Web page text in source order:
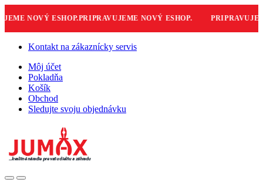
NOVÝ ESHOP.PRIPRAVUJEME NOVÝ ESHOP.
Skip
navigation
Skip
content
Kontakt na zákaznícky servis
Môj účet
Pokladňa
Košík
Obchod
Sledujte svoju objednávku